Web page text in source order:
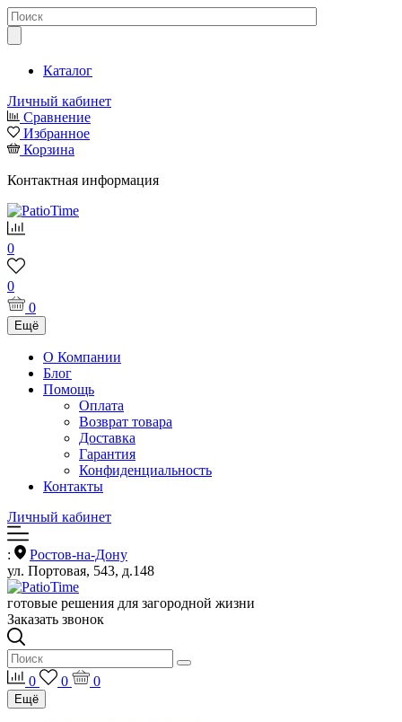
Каталог
Личный кабинет
Сравнение
Избранное
Корзина
Контактная информация
0
0
0
Ещё
О Компании
Блог
Помощь
Оплата
Возврат товара
Доставка
Гарантия
Конфиденциальность
Контакты
Личный кабинет
:
Ростов-на-Дону
ул. Портовая, 543, д.148
готовые решения для загородной жизни
Заказать звонок
0 0 0
Ещё